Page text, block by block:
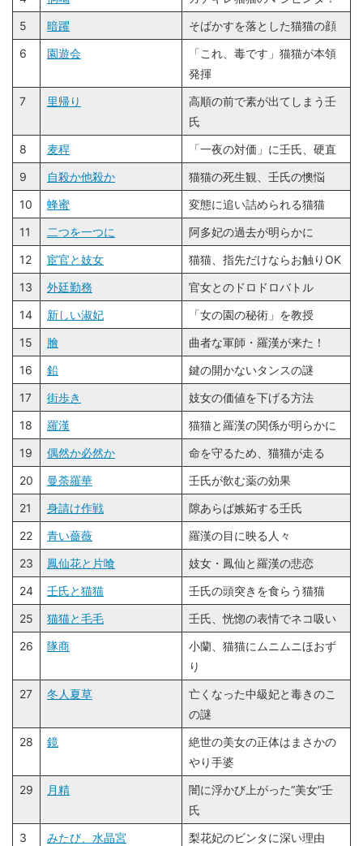
5
暗躍
そばかすを落とした猫猫の顔
6
園遊会
「これ、毒です」猫猫が本領
発揮
7
里帰り
高順の前で素が出てしまう壬
氏
8
麦稈
「一夜の対価」に壬氏、硬直
9
自殺か他殺か
猫猫の死生観、壬氏の懊悩
10
蜂蜜
変態に追い詰められる猫猫
11
二つを一つに
阿多妃の過去が明らかに
12
宦官と妓女
猫猫、指先だけならお触りOK
13
外廷勤務
官女とのドロドロバトル
14
新しい淑妃
「女の園の秘術」を教授
15
膾
曲者な軍師・羅漢が来た！
16
鉛
鍵の開かないタンスの謎
17
街歩き
妓女の価値を下げる方法
18
羅漢
猫猫と羅漢の関係が明らかに
19
偶然か必然か
命を守るため、猫猫が走る
20
曼荼羅華
壬氏が飲む薬の効果
21
身請け作戦
隙あらば嫉妬する壬氏
22
青い薔薇
羅漢の目に映る人々
23
鳳仙花と片喰
妓女・鳳仙と羅漢の悲恋
24
壬氏と猫猫
壬氏の頭突きを食らう猫猫
25
猫猫と毛毛
壬氏、恍惚の表情でネコ吸い
26
隊商
小蘭、猫猫にムニムニほおず
り
27
冬人夏草
亡くなった中級妃と毒きのこ
の謎
28
鏡
絶世の美女の正体はまさかの
やり手婆
29
月精
闇に浮かび上がった“美女”壬
氏
3
みたび、水晶宮 梨花妃のビンタに深い理由